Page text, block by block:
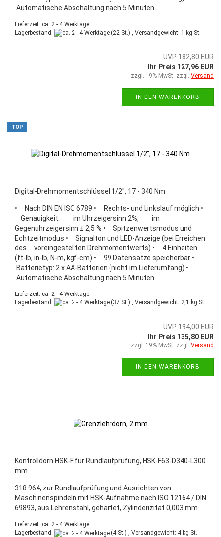
Automatische Abschaltung nach 5 Minuten
Lieferzeit: ca. 2 - 4 Werktage
Lagerbestand:
(22 St.) , Versandgewicht: 1 kg St.
UVP 182,80 EUR
Ihr Preis 127,96 EUR
zzgl. 19% MwSt. zzgl. Versand
IN DEN WARENKORB
TOP
Digital-Drehmomentschlüssel 1/2", 17 - 340 Nm
• Nach DIN EN ISO 6789 • Rechts- und Linkslauf möglich •
Genauigkeit: im Uhrzeigersinn 2%, im
Gegenuhrzeigersinn ± 2,5 % • Spitzenwertsmodus und
Echtzeitmodus • Signalton und LED-Anzeige (bei Erreichen
des voreingestellten Drehmomentwerts) • 4 Einheiten
(ft-lb, in-lb, N-m, kgf-cm) • 99 Datensätze speicherbar •
Batterietyp: 2 x AA-Batterien (nicht im Lieferumfang) •
Automatische Abschaltung nach 5 Minuten
Lieferzeit: ca. 2 - 4 Werktage
Lagerbestand:
(37 St.) , Versandgewicht: 2,1 kg St.
UVP 194,00 EUR
Ihr Preis 135,80 EUR
zzgl. 19% MwSt. zzgl. Versand
IN DEN WARENKORB
Kontrolldorn HSK-F für Rundlaufprüfung, HSK-F63-D340-L300
mm
318.964, zur Rundlaufprüfung und Ausrichten von
Maschinenspindeln mit HSK-Aufnahme nach ISO 12164 / DIN
69893, aus Lehrenstahl, gehärtet, Zylinderizität 0,003 mm
Lieferzeit: ca. 2 - 4 Werktage
Lagerbestand:
(4 St.) , Versandgewicht: 4kg St.